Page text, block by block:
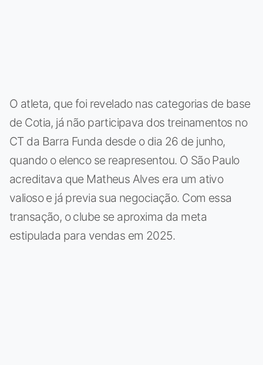
O atleta, que foi revelado nas categorias de base
de Cotia, já não participava dos treinamentos no
CT da Barra Funda desde o dia 26 de junho,
quando o elenco se reapresentou. O São Paulo
acreditava que Matheus Alves era um ativo
valioso e já previa sua negociação. Com essa
transação, o clube se aproxima da meta
estipulada para vendas em 2025.